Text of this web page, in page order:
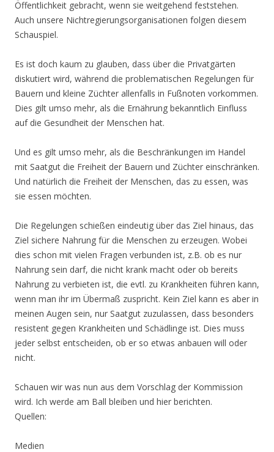
Öffentlichkeit gebracht, wenn sie weitgehend feststehen.
Auch unsere Nichtregierungsorganisationen folgen diesem
Schauspiel.
Es ist doch kaum zu glauben, dass über die Privatgärten
diskutiert wird, während die problematischen Regelungen für
Bauern und kleine Züchter allenfalls in Fußnoten vorkommen.
Dies gilt umso mehr, als die Ernährung bekanntlich Einfluss
auf die Gesundheit der Menschen hat.
Und es gilt umso mehr, als die Beschränkungen im Handel
mit Saatgut die Freiheit der Bauern und Züchter einschränken.
Und natürlich die Freiheit der Menschen, das zu essen, was
sie essen möchten.
Die Regelungen schießen eindeutig über das Ziel hinaus, das
Ziel sichere Nahrung für die Menschen zu erzeugen. Wobei
dies schon mit vielen Fragen verbunden ist, z.B. ob es nur
Nahrung sein darf, die nicht krank macht oder ob bereits
Nahrung zu verbieten ist, die evtl. zu Krankheiten führen kann,
wenn man ihr im Übermaß zuspricht. Kein Ziel kann es aber in
meinen Augen sein, nur Saatgut zuzulassen, dass besonders
resistent gegen Krankheiten und Schädlinge ist. Dies muss
jeder selbst entscheiden, ob er so etwas anbauen will oder
nicht.
Schauen wir was nun aus dem Vorschlag der Kommission
wird. Ich werde am Ball bleiben und hier berichten.
Quellen:
Medien